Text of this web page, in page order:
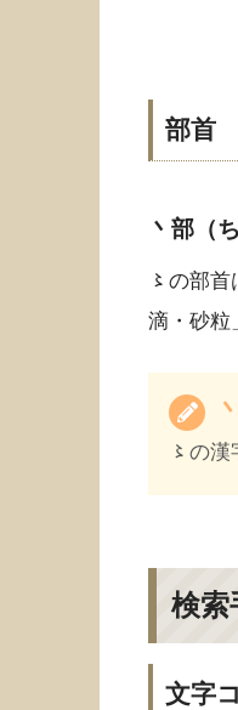
部首
丶部（
〻の部首
滴・砂粒
〻の
検索
文字